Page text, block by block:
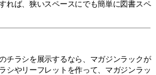
れば、狭いスペースにでも簡単に図書スペ
チラシを展示するなら、マガジンラックが
シやリーフレットを作って、マガジンラッ